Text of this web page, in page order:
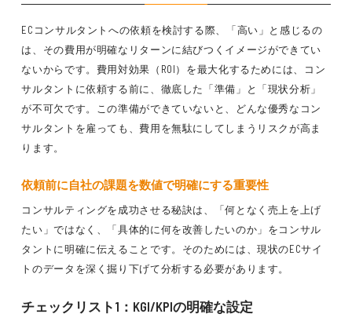
ECコンサルタントへの依頼を検討する際、「高い」と感じるの
は、その費用が明確なリターンに結びつくイメージができてい
ないからです。費用対効果（ROI）を最大化するためには、コン
サルタントに依頼する前に、徹底した「準備」と「現状分析」
が不可欠です。この準備ができていないと、どんな優秀なコン
サルタントを雇っても、費用を無駄にしてしまうリスクが高ま
ります。
依頼前に自社の課題を数値で明確にする重要性
コンサルティングを成功させる秘訣は、「何となく売上を上げ
たい」ではなく、「具体的に何を改善したいのか」をコンサル
タントに明確に伝えることです。そのためには、現状のECサイ
トのデータを深く掘り下げて分析する必要があります。
チェックリスト1：KGI/KPIの明確な設定